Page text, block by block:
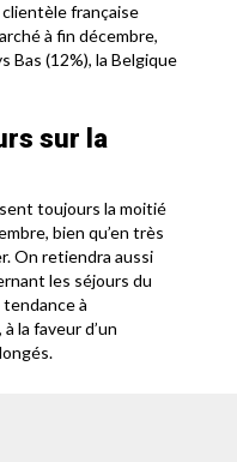
clientèle française
à fin décembre,
Bas (12%), la Belgique
sur la
toujours la moitié
bien qu’en très
On retiendra aussi
les séjours du
à
la faveur d’un